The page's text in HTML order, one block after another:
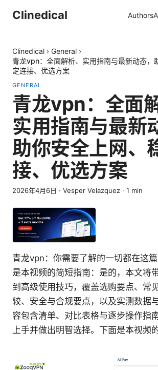
Clinedical Authors
Clinedical › General ›
青龙vpn：全面解析、实用指南与最新动态，
定连接、优选方案
GENERAL
青龙vpn：全面
实用指南与最新
助你安全上网、
接、优选方案
2026年4月6日 · Vesper Velazquez · 1 min
青龙vpn：你需要了解的一切都在这
是本视频的简短指南：是的，本文将
到高级使用技巧，覆盖选购要点、常
较、安全与合规要点，以及实测数据
容包含清单、对比表格与逐步操作指
上手并做出明智选择。下面是本视频